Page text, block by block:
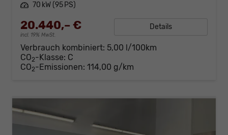
Leistung 70 kW (95 PS)
20.440,– €
incl. 19% MwSt.
Details
Verbrauch kombiniert: 5,00 l/100km
CO2-Klasse: C
CO2-Emissionen: 114,00 g/km